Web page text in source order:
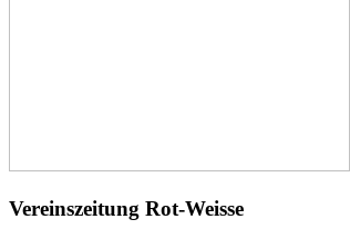
Vereinszeitung Rot-Weisse